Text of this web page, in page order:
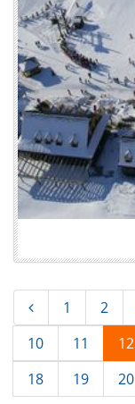
1 2
10
11 12
18
19 20